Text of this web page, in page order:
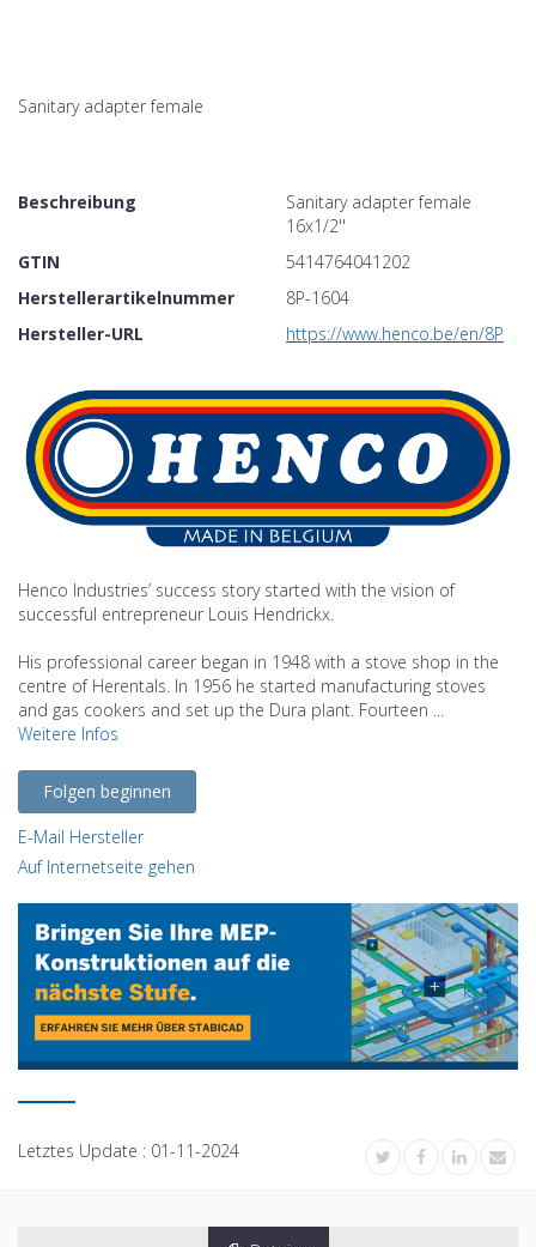
Sanitary adapter female
Beschreibung
Sanitary adapter female
16x1/2''
GTIN
5414764041202
Herstellerartikelnummer
8P-1604
Hersteller-URL
https://www.henco.be/en/8P
Henco Industries’ success story started with the vision of
successful entrepreneur Louis Hendrickx.
His professional career began in 1948 with a stove shop in the
centre of Herentals. In 1956 he started manufacturing stoves
and gas cookers and set up the Dura plant. Fourteen ...
Weitere Infos
Folgen beginnen
E-Mail Hersteller
Auf Internetseite gehen
Letztes Update : 01-11-2024